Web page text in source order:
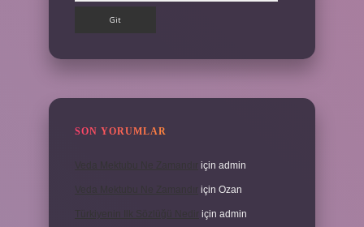
SON YORUMLAR
için admin
için Ozan
için admin